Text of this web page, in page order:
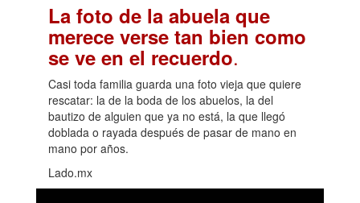
La foto de la abuela que
merece verse tan bien como
se ve en el recuerdo.
Casi toda familia guarda una foto vieja que quiere
rescatar: la de la boda de los abuelos, la del
bautizo de alguien que ya no está, la que llegó
doblada o rayada después de pasar de mano en
mano por años.
Lado.mx